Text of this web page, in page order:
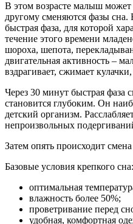
В этом возрасте малыш
другому сменяются фазы сна.
быстрая фаза, для которой
течение этого времени
шороха, шепота,
двигательная активность –
вздрагивает, сжимает
Через 30 минут быстрая фаза
становится глубоким. Он
детский организм.
непроизвольных
Затем опять происходит
Базовые условия крепкого сна:
оптимальная
влажность более 50%;
проветривание перед
удобная, комфортная